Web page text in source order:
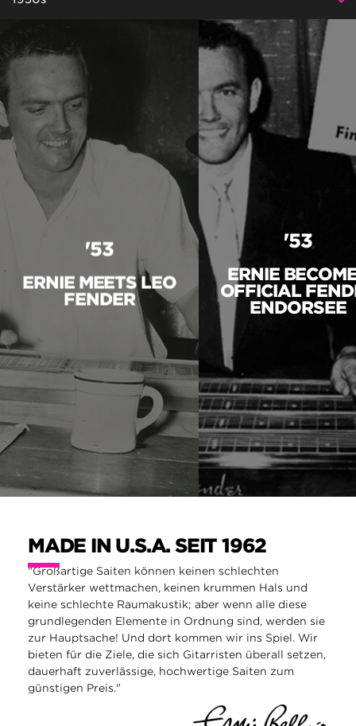
'53
ERNIE MEETS LEO
FENDER
'53
ERNIE
OFFICIAL
ENDORSEE
MADE IN U.S.A. SEIT 1962
"Großartige Saiten können keinen schlechten
Verstärker wettmachen, keinen krummen Hals und
keine schlechte Raumakustik; aber wenn alle diese
grundlegenden Elemente in Ordnung sind, werden sie
zur Hauptsache! Und dort kommen wir ins Spiel. Wir
bieten für die Ziele, die sich Gitarristen überall setzen,
dauerhaft zuverlässige, hochwertige Saiten zum
günstigen Preis."